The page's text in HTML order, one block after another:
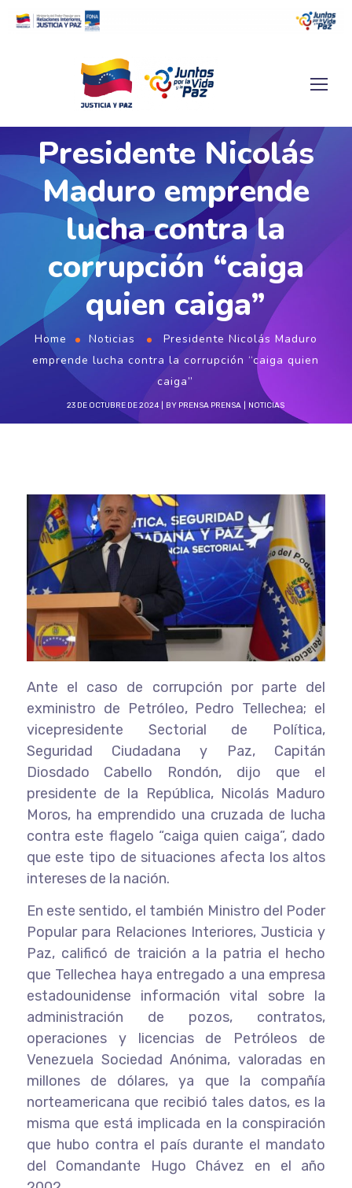
Presidente Nicolás
Maduro emprende
lucha contra la
corrupción “caiga
quien caiga”
Home Noticias
Presidente Nicolás Maduro
emprende lucha contra la corrupción “caiga quien
caiga”
23 DE OCTUBRE DE 2024 BY PRENSA PRENSA NOTICIAS
Ante el caso de corrupción por parte del
exministro de Petróleo, Pedro Tellechea; el
vicepresidente Sectorial de Política,
Seguridad Ciudadana y Paz, Capitán
Diosdado Cabello Rondón, dijo que el
presidente de la República, Nicolás Maduro
Moros, ha emprendido una cruzada de lucha
contra este flagelo “caiga quien caiga”, dado
que este tipo de situaciones afecta los altos
intereses de la nación.
En este sentido, el también Ministro del Poder
Popular para Relaciones Interiores, Justicia y
Paz, calificó de traición a la patria el hecho
que Tellechea haya entregado a una empresa
estadounidense información vital sobre la
administración de pozos, contratos,
operaciones y licencias de Petróleos de
Venezuela Sociedad Anónima, valoradas en
millones de dólares, ya que la compañía
norteamericana que recibió tales datos, es la
misma que está implicada en la conspiración
que hubo contra el país durante el mandato
del Comandante Hugo Chávez en el año